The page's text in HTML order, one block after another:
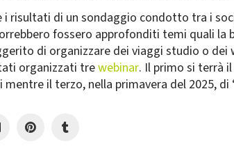
risultati di un sondaggio condotto tra i
fossero approfonditi temi quali
di organizzare dei viaggi studio o
organizzati trewebinar. Il primo si terrà
mentre il terzo, nella primavera del 2025,